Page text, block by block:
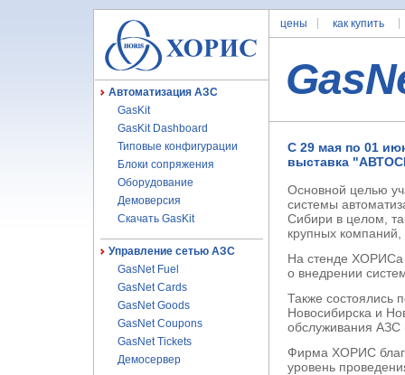
Автоматизация АЗС
GasKit
GasKit Dashboard
Типовые конфигурации
Блоки сопряжения
Оборудование
Демоверсия
Скачать GasKit
Управление сетью АЗС
GasNet Fuel
GasNet Cards
GasNet Goods
GasNet Coupons
GasNet Tickets
Демосервер
цены как купить
С 29 мая по 01
выставка
Основной целью
системы
Сибири в целом,
крупных
На стенде ХОРИСа
о внедрении
Также состоялись
Новосибирска и
обслуживания
Фирма ХОРИС
уровень